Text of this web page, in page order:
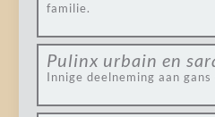
familie.
Pulinx urbain en
Innige deelneming aan